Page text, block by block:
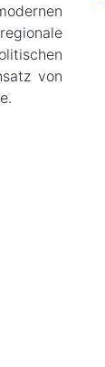
von